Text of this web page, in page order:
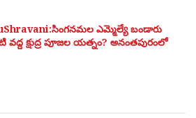
ఎమ్మెల్యే బండారు
వద్ద క్షుద్ర పూజల యత్నం? అనంతపురంలో